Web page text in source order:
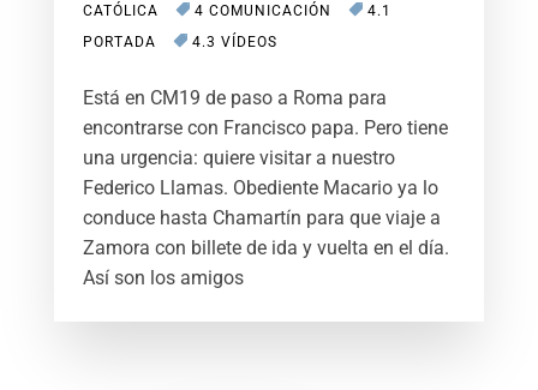
CATÓLICA
4 COMUNICACIÓN
4.1
PORTADA
4.3 VÍDEOS
Está en CM19 de paso a Roma para
encontrarse con Francisco papa. Pero tiene
una urgencia: quiere visitar a nuestro
Federico Llamas. Obediente Macario ya lo
conduce hasta Chamartín para que viaje a
Zamora con billete de ida y vuelta en el día.
Así son los amigos